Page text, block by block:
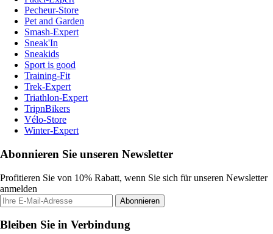
Pecheur-Store
Pet and Garden
Smash-Expert
Sneak'In
Sneakids
Sport is good
Training-Fit
Trek-Expert
Triathlon-Expert
TripnBikers
Vélo-Store
Winter-Expert
Abonnieren Sie unseren Newsletter
Profitieren Sie von 10% Rabatt, wenn Sie sich für unseren Newsletter
anmelden
Abonnieren
Bleiben Sie in Verbindung